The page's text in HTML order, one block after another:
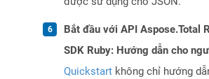
Bắt đầu với API Aspose.Total
SDK Ruby: Hướng dẫn cho
Quickstart không chỉ hướng